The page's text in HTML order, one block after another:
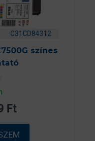
C31CD84312
színes
Ft